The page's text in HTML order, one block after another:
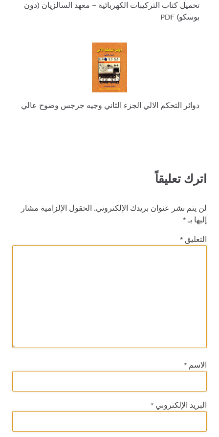
تحميل كتاب التركيبات الكهربائية – معهد السالزيان (دون
بوسكو) PDF
دوائر التحكم الالي الجزء الثاني وجيه جرجس وضوح عالي
اترك تعليقاً
لن يتم نشر عنوان بريدك الإلكتروني. الحقول الإلزامية مشار
إليها بـ*
التعليق *
الاسم *
البريد الإلكتروني *